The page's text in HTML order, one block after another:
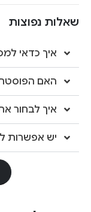
שאלות נפוצות
איך כדאי
האם
איך לבחור
יש אפשרות